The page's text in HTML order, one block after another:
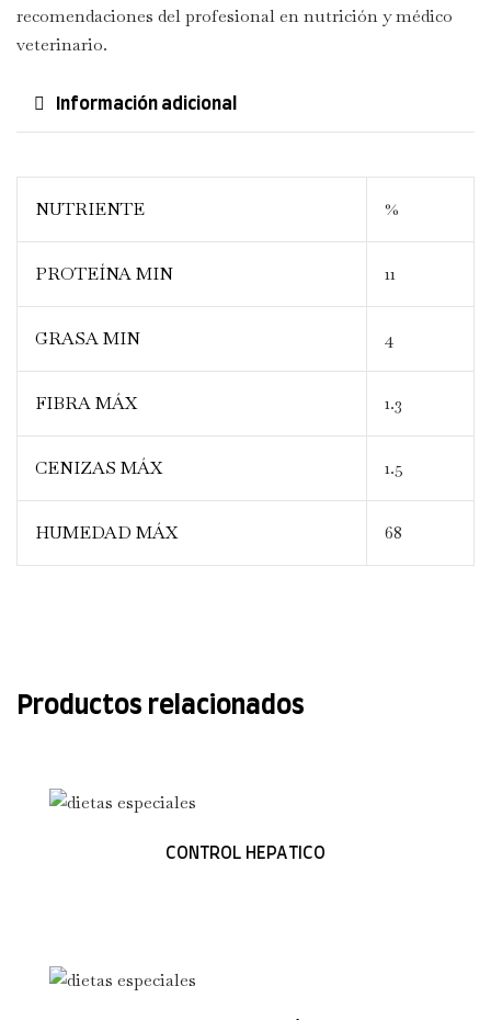
recomendaciones del profesional en nutrición y médico
veterinario.
Información adicional
NUTRIENTE %
PROTEÍNA MIN 11
GRASA MIN 4
FIBRA MÁX 1.3
CENIZAS MÁX 1.5
HUMEDAD MÁX 68
Productos relacionados
CONTROL HEPATICO